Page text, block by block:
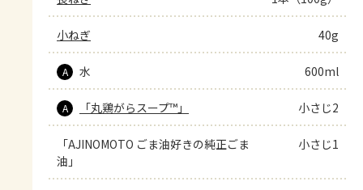
小ねぎ 40g
A 水 600ml
A 「丸鶏がらスープ™」 小さじ2
「AJINOMOTO ごま油好きの純正ごま
油」
小さじ1